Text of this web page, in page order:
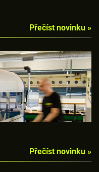
Přečíst novinku »
Přečíst novinku »